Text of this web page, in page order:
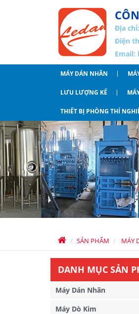
Địa chỉ:
Điện
Email:
MÁY DÁN NHÃN
LƯU LƯỢNG KẾ
THIẾT BỊ PHÒNG THÍ
SẢN PHẨM MÁY
DANH MỤC SẢN
Máy Dán Nhãn
Máy Dò Kim